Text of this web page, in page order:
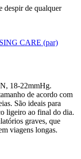
despir de qualquer
CARE (par)
18-22mmHg.
de acordo com
São ideais para
ligeiro ao final do dia.
graves, que
viagens longas.